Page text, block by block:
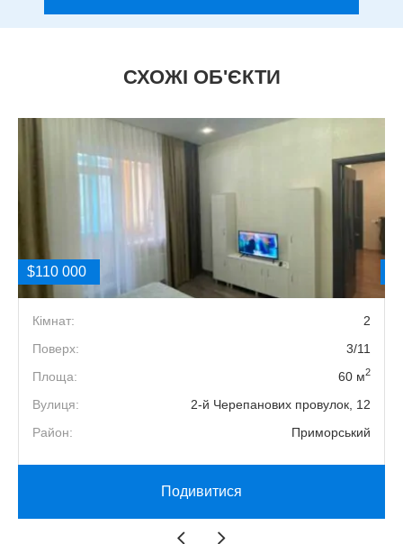
СХОЖІ ОБ'ЄКТИ
$110 000
Кімнат:
2
Поверх:
3/11
Площа:
60 м2
Вулиця:
2-й Черепанових провулок, 12
Район:
Приморський
Подивитися